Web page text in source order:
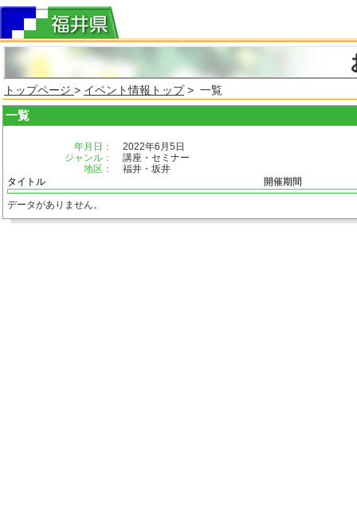
トップページ > イベント情報トップ> 一覧
一覧
年月日：
2022年6月5日
ジャンル：
講座・セミナー
地区：
福井・坂井
タイトル
開催期間
データがありません。